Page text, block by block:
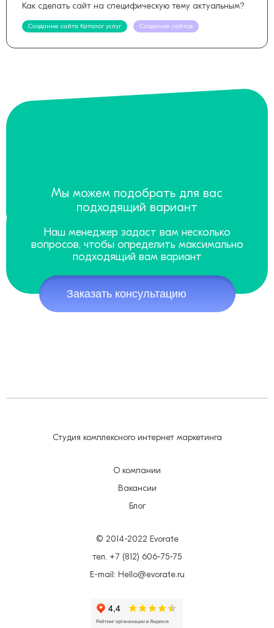
Как сделать сайт на специфическую тему актуальным?
Создание сайта Каталог услуг Создание сайтов
Мы можем подобрать для вас
подходящий вариант
Наш менеджер задаст вам несколько
вопросов, чтобы определить максимально
подходящий вам вариант
Заказать консультацию
Студия комплексного интернет маркетинга
О компании
Вакансии
Блог
© 2014-2022 Evorate
тел. +7 (812) 606-75-75
E-mail: Hello@evorate.ru